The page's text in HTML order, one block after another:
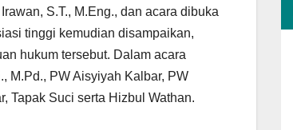
S.T., M.Eng., dan acara dibuka
tinggi kemudian disampaikan,
hukum tersebut. Dalam acara
M.Pd., PW Aisyiyah Kalbar, PW
Tapak Suci serta Hizbul Wathan.